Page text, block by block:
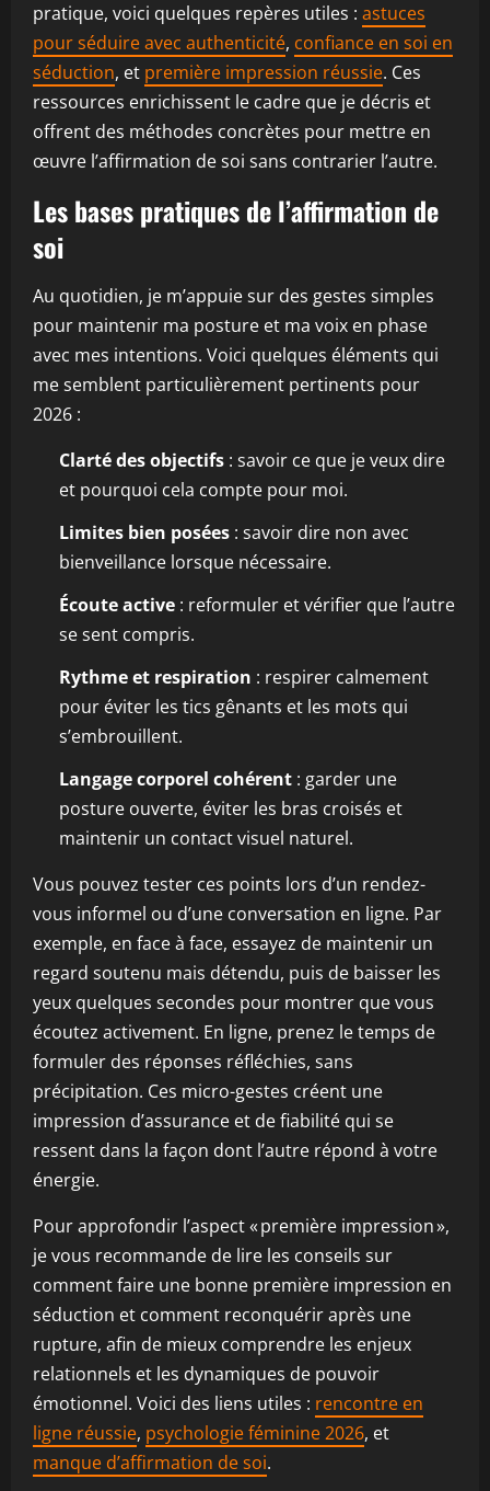
pratique, voici quelques repères utiles : astuces
pour séduire avec authenticité, confiance en soi en
séduction, et première impression réussie. Ces
ressources enrichissent le cadre que je décris et
offrent des méthodes concrètes pour mettre en
œuvre l’affirmation de soi sans contrarier l’autre.
Les bases pratiques de l’affirmation de
soi
Au quotidien, je m’appuie sur des gestes simples
pour maintenir ma posture et ma voix en phase
avec mes intentions. Voici quelques éléments qui
me semblent particulièrement pertinents pour
2026 :
Clarté des objectifs : savoir ce que je veux dire
et pourquoi cela compte pour moi.
Limites bien posées : savoir dire non avec
bienveillance lorsque nécessaire.
Écoute active : reformuler et vérifier que l’autre
se sent compris.
Rythme et respiration : respirer calmement
pour éviter les tics gênants et les mots qui
s’embrouillent.
Langage corporel cohérent : garder une
posture ouverte, éviter les bras croisés et
maintenir un contact visuel naturel.
Vous pouvez tester ces points lors d’un rendez-
vous informel ou d’une conversation en ligne. Par
exemple, en face à face, essayez de maintenir un
regard soutenu mais détendu, puis de baisser les
yeux quelques secondes pour montrer que vous
écoutez activement. En ligne, prenez le temps de
formuler des réponses réfléchies, sans
précipitation. Ces micro-gestes créent une
impression d’assurance et de fiabilité qui se
ressent dans la façon dont l’autre répond à votre
énergie.
Pour approfondir l’aspect « première impression »,
je vous recommande de lire les conseils sur
comment faire une bonne première impression en
séduction et comment reconquérir après une
rupture, afin de mieux comprendre les enjeux
relationnels et les dynamiques de pouvoir
émotionnel. Voici des liens utiles : rencontre en
ligne réussie, psychologie féminine 2026, et
manque d’affirmation de soi.